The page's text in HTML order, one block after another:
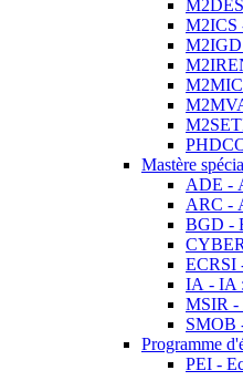
M2ICS
M2IGD
Mastère
ADE -
ARC -
BGD -
ECRSI
IA - IA
MSIR -
SMOB
Programme
PEI -